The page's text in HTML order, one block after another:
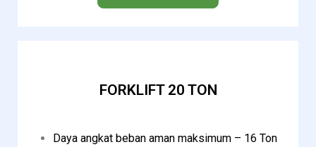
FORKLIFT 20 TON
Daya angkat beban aman maksimum – 16 Ton